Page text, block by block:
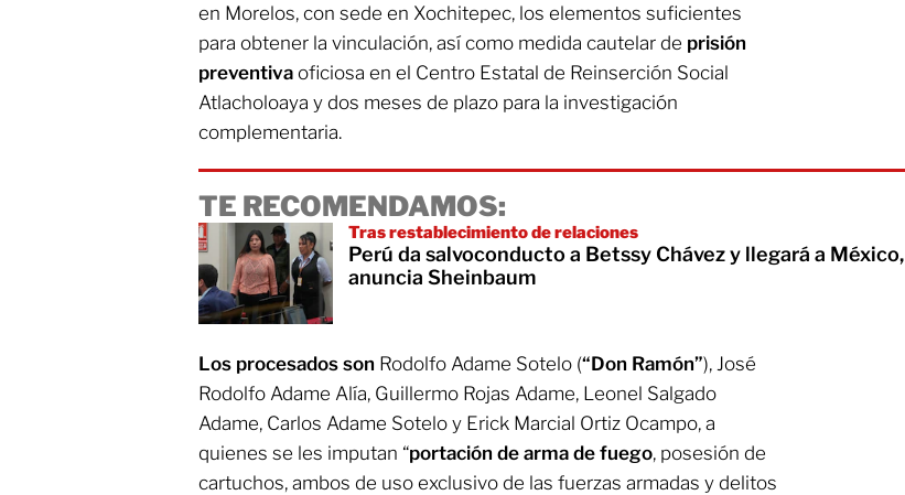
en Morelos, con sede en Xochitepec, los elementos suficientes
para obtener la vinculación, así como medida cautelar de prisión
preventiva oficiosa en el Centro Estatal de Reinserción Social
Atlacholoaya y dos meses de plazo para la investigación
complementaria.
TE RECOMENDAMOS:
Tras restablecimiento de relaciones
Perú da salvoconducto a Betssy Chávez y llegará a México,
anuncia Sheinbaum
Los procesados son Rodolfo Adame Sotelo (“Don Ramón”), José
Rodolfo Adame Alía, Guillermo Rojas Adame, Leonel Salgado
Adame, Carlos Adame Sotelo y Erick Marcial Ortiz Ocampo, a
quienes se les imputan “portación de arma de fuego, posesión de
cartuchos, ambos de uso exclusivo de las fuerzas armadas y delitos